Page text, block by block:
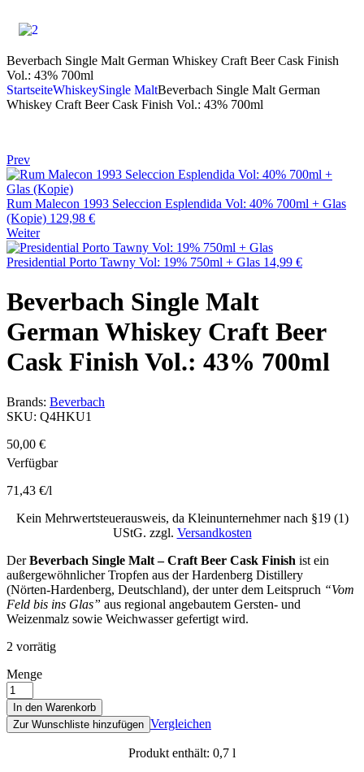
Beverbach Single Malt German Whiskey Craft Beer Cask Finish
Vol.: 43% 700ml
StartseiteWhiskeySingle MaltBeverbach Single Malt German
Whiskey Craft Beer Cask Finish Vol.: 43% 700ml
Prev
Rum Malecon 1993 Seleccion Esplendida Vol: 40% 700ml + Glas
(Kopie) 129,98 €
Weiter
Presidential Porto Tawny Vol: 19% 750ml + Glas 14,99 €
Beverbach Single Malt
German Whiskey Craft Beer
Cask Finish Vol.: 43% 700ml
Brands: Beverbach
SKU: Q4HKU1
50,00 €
Verfügbar
71,43 €/l
Kein Mehrwertsteuerausweis, da Kleinunternehmer nach §19 (1)
UStG. zzgl. Versandkosten
DerBeverbach Single Malt – Craft Beer Cask Finish ist ein
außergewöhnlicher Tropfen aus der Hardenberg Distillery
(Nörten‑Hardenberg, Deutschland), der unter dem Leitspruch “Vom
Feld bis ins Glas” aus regional angebautem Gersten- und
Weizenmalz sowie Weichwasser gefertigt wird.
2 vorrätig
Menge
In den Warenkorb
Zur Wunschliste hinzufügen Vergleichen
Produkt enthält: 0,7 l